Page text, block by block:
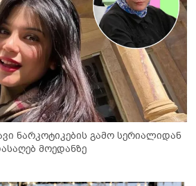
ნარკოტიკების გამო სერიალიდან
მოედანზე